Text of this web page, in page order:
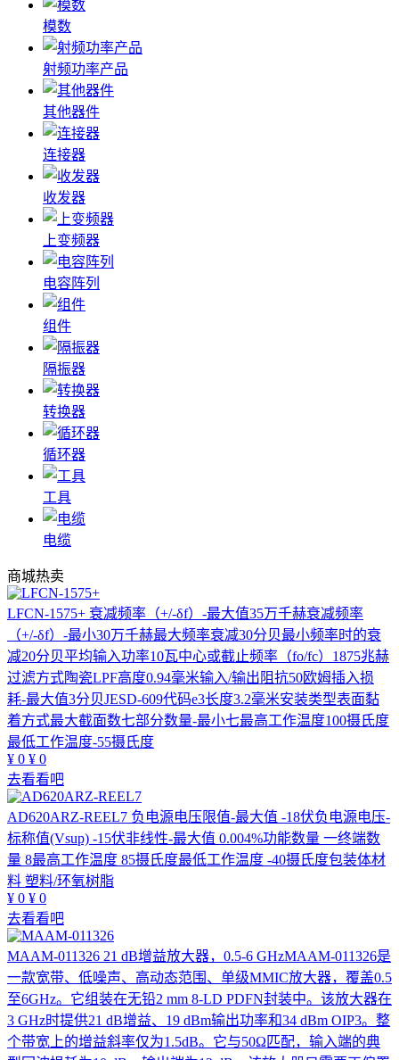
模数
射频功率产品
其他器件
连接器
收发器
上变频器
电容阵列
组件
隔振器
转换器
循环器
工具
电缆
商城热卖
LFCN-1575+ 衰减频率（+/-δf）-最大值35万千赫衰减频率
（+/-δf）-最小30万千赫最大频率衰减30分贝最小频率时的衰
减20分贝平均输入功率10瓦中心或截止频率（fo/fc）1875兆赫
过滤方式陶瓷LPF高度0.94毫米输入/输出阻抗50欧姆插入损
耗-最大值3分贝JESD-609代码e3长度3.2毫米安装类型表面黏
着方式最大截面数七部分数量-最小七最高工作温度100摄氏度
最低工作温度-55摄氏度
¥ 0 ¥ 0
去看看吧
AD620ARZ-REEL7 负电源电压限值-最大值 -18伏负电源电压-
标称值(Vsup) -15伏非线性-最大值 0.004%功能数量 一终端数
量 8最高工作温度 85摄氏度最低工作温度 -40摄氏度包装体材
料 塑料/环氧树脂
¥ 0 ¥ 0
去看看吧
MAAM-011326 21 dB增益放大器，0.5-6 GHzMAAM-011326是
一款宽带、低噪声、高动态范围、单级MMIC放大器，覆盖0.5
至6GHz。它组装在无铅2 mm 8-LD PDFN封装中。该放大器在
3 GHz时提供21 dB增益、19 dBm输出功率和34 dBm OIP3。整
个带宽上的增益斜率仅为1.5dB。它与50Ω匹配，输入端的典